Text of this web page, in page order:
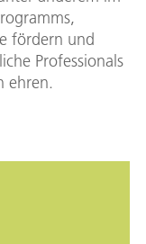
fördern und
Professionals
ehren.